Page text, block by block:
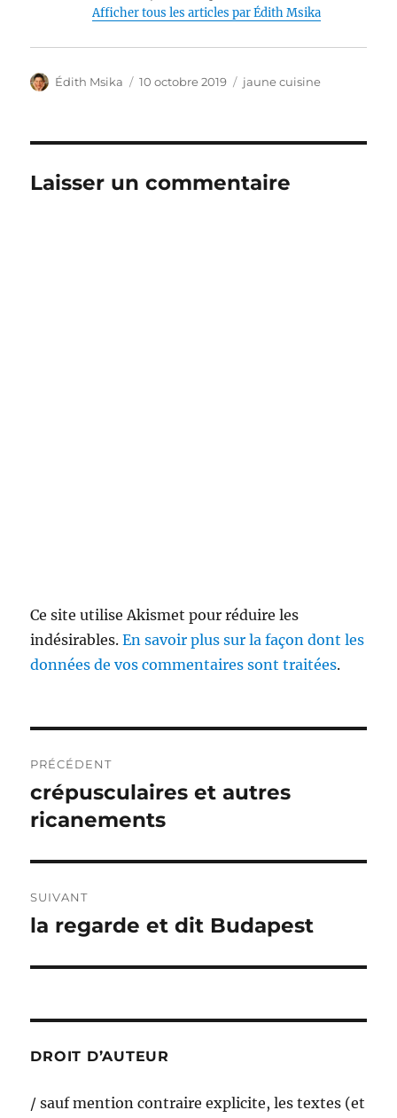
Afficher tous les articles par Édith Msika
Auteur
Édith Msika
Publié
10 octobre 2019 Catégories
jaune cuisine
Laisser un commentaire
Ce site utilise Akismet pour réduire les
indésirables.En savoir plus sur la façon dont les
données de vos commentaires sont traitées.
de
l’article
PRÉCÉDENT
Publication
précédente :
crépusculaires et autres
ricanements
SUIVANT
Publication
la regarde et dit Budapest
DROIT D’AUTEUR
/ sauf mention contraire explicite, les textes (et